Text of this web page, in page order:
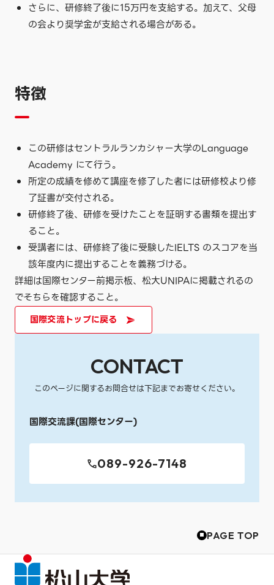
さらに、研修終了後に15万円を支給する。加えて、父母
の会より奨学金が支給される場合がある。
特徴
この研修はセントラルランカシャー大学のLanguage
Academy にて行う。
所定の成績を修めて講座を修了した者には研修校より修
了証書が交付される。
研修終了後、研修を受けたことを証明する書類を提出す
ること。
受講者には、研修終了後に受験したIELTS のスコアを当
該年度内に提出することを義務づける。
詳細は国際センター前掲示板、松大UNIPAに掲載されるの
でそちらを確認すること。
国際交流トップに戻る
CONTACT
このページに関するお問合せは下記までお寄せください。
国際交流課(国際センター)
089-926-7148
PAGE TOP